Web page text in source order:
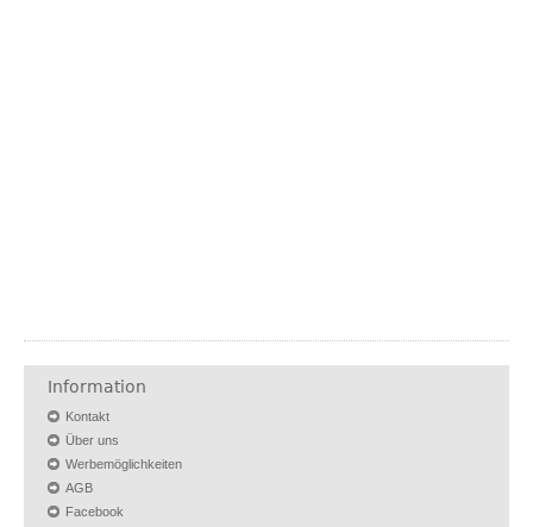
Information
Kontakt
Über uns
Werbemöglichkeiten
AGB
Facebook